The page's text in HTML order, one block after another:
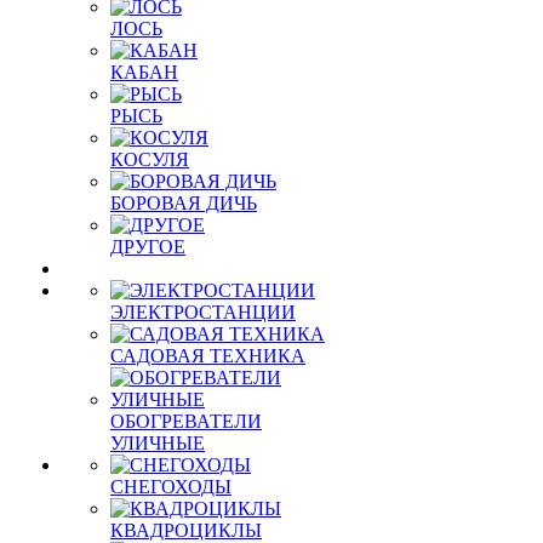
ЛОСЬ
КАБАН
РЫСЬ
КОСУЛЯ
БОРОВАЯ ДИЧЬ
ДРУГОЕ
ЭЛЕКТРОСТАНЦИИ
САДОВАЯ ТЕХНИКА
ОБОГРЕВАТЕЛИ
УЛИЧНЫЕ
СНЕГОХОДЫ
КВАДРОЦИКЛЫ